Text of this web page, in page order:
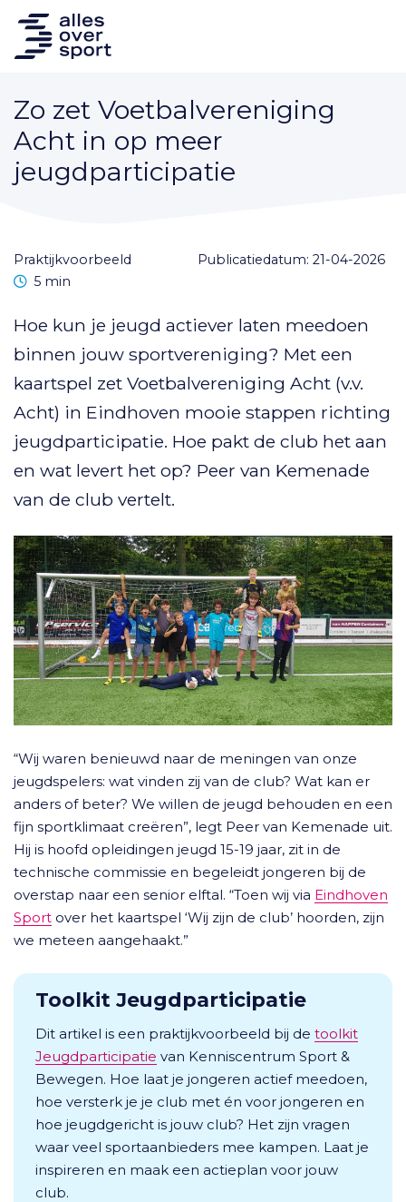
Zo zet Voetbalvereniging
Acht in op meer
jeugdparticipatie
praktijkvoorbeeld
Publicatiedatum: 21-04-2026
Leestijd
5 min
Hoe kun je jeugd actiever laten meedoen
binnen jouw sportvereniging? Met een
kaartspel zet Voetbalvereniging Acht (v.v.
Acht) in Eindhoven mooie stappen richting
jeugdparticipatie. Hoe pakt de club het aan
en wat levert het op? Peer van Kemenade
van de club vertelt.
“Wij waren benieuwd naar de meningen van onze
jeugdspelers: wat vinden zij van de club? Wat kan er
anders of beter? We willen de jeugd behouden en een
fijn sportklimaat creëren”, legt Peer van Kemenade uit.
Hij is hoofd opleidingen jeugd 15-19 jaar, zit in de
technische commissie en begeleidt jongeren bij de
overstap naar een senior elftal. “Toen wij via Eindhoven
Sport over het kaartspel ‘Wij zijn de club’ hoorden, zijn
we meteen aangehaakt.”
Toolkit Jeugdparticipatie
Dit artikel is een praktijkvoorbeeld bij de toolkit
Jeugdparticipatie van Kenniscentrum Sport &
Bewegen. Hoe laat je jongeren actief meedoen,
hoe versterk je je club met én voor jongeren en
hoe jeugdgericht is jouw club? Het zijn vragen
waar veel sportaanbieders mee kampen. Laat je
inspireren en maak een actieplan voor jouw
club.